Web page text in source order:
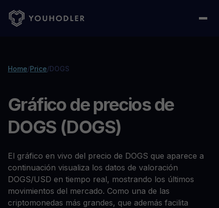
Home/Price/DOGS
Gráfico de precios de
DOGS (DOGS)
El gráfico en vivo del precio de DOGS que aparece a
continuación visualiza los datos de valoración
DOGS/USD en tiempo real, mostrando los últimos
movimientos del mercado. Como una de las
criptomonedas más grandes, que además facilita